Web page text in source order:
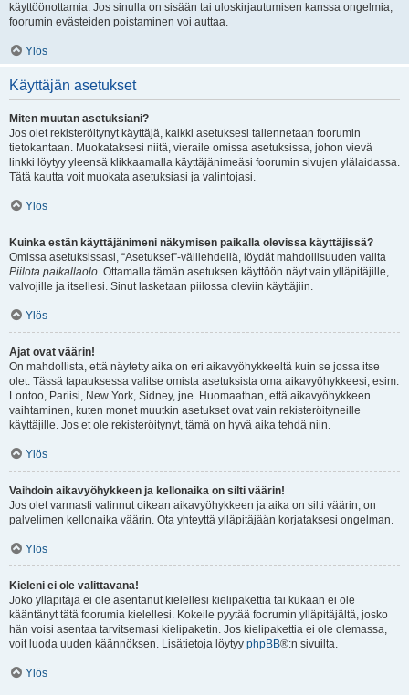
käyttöönottamia. Jos sinulla on sisään tai uloskirjautumisen kanssa ongelmia,
foorumin evästeiden poistaminen voi auttaa.
Ylös
Käyttäjän asetukset
Miten muutan asetuksiani?
Jos olet rekisteröitynyt käyttäjä, kaikki asetuksesi tallennetaan foorumin
tietokantaan. Muokataksesi niitä, vieraile omissa asetuksissa, johon vievä
linkki löytyy yleensä klikkaamalla käyttäjänimeäsi foorumin sivujen ylälaidassa.
Tätä kautta voit muokata asetuksiasi ja valintojasi.
Ylös
Kuinka estän käyttäjänimeni näkymisen paikalla olevissa käyttäjissä?
Omissa asetuksissasi, “Asetukset”-välilehdellä, löydät mahdollisuuden valita
Piilota paikallaolo. Ottamalla tämän asetuksen käyttöön näyt vain ylläpitäjille,
valvojille ja itsellesi. Sinut lasketaan piilossa oleviin käyttäjiin.
Ylös
Ajat ovat väärin!
On mahdollista, että näytetty aika on eri aikavyöhykkeeltä kuin se jossa itse
olet. Tässä tapauksessa valitse omista asetuksista oma aikavyöhykkeesi, esim.
Lontoo, Pariisi, New York, Sidney, jne. Huomaathan, että aikavyöhykkeen
vaihtaminen, kuten monet muutkin asetukset ovat vain rekisteröityneille
käyttäjille. Jos et ole rekisteröitynyt, tämä on hyvä aika tehdä niin.
Ylös
Vaihdoin aikavyöhykkeen ja kellonaika on silti väärin!
Jos olet varmasti valinnut oikean aikavyöhykkeen ja aika on silti väärin, on
palvelimen kellonaika väärin. Ota yhteyttä ylläpitäjään korjataksesi ongelman.
Ylös
Kieleni ei ole valittavana!
Joko ylläpitäjä ei ole asentanut kielellesi kielipakettia tai kukaan ei ole
kääntänyt tätä foorumia kielellesi. Kokeile pyytää foorumin ylläpitäjältä, josko
hän voisi asentaa tarvitsemasi kielipaketin. Jos kielipakettia ei ole olemassa,
voit luoda uuden käännöksen. Lisätietoja löytyy phpBB®:n sivuilta.
Ylös